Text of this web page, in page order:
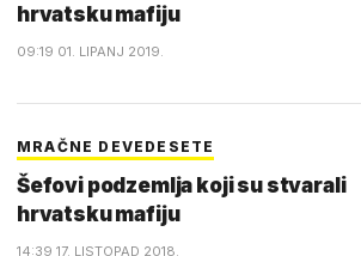
hrvatsku mafiju
09:19 01. LIPANJ 2019.
MRAČNE DEVEDESETE
Šefovi podzemlja koji su stvarali
hrvatsku mafiju
14:39 17. LISTOPAD 2018.